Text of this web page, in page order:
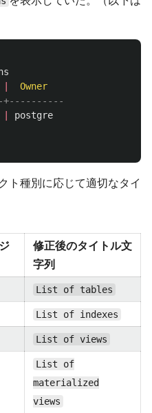
Owner
postgre
ト種別に応じて適切なタイ
修正後のタイトル文
字列
List of tables
List of indexes
List of views
List of
materialized
views